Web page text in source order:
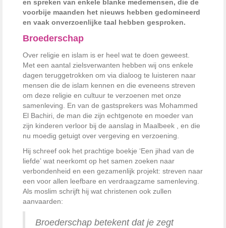
en spreken van enkele blanke medemensen, die de
voorbije maanden het nieuws hebben gedomineerd
en vaak onverzoenlijke taal hebben gesproken.
Broederschap
Over religie en islam is er heel wat te doen geweest.
Met een aantal zielsverwanten hebben wij ons enkele
dagen teruggetrokken om via dialoog te luisteren naar
mensen die de islam kennen en die eveneens streven
om deze religie en cultuur te verzoenen met onze
samenleving. En van de gastsprekers was Mohammed
El Bachiri, de man die zijn echtgenote en moeder van
zijn kinderen verloor bij de aanslag in Maalbeek , en die
nu moedig getuigt over vergeving en verzoening.
Hij schreef ook het prachtige boekje ‘Een jihad van de
liefde’ wat neerkomt op het samen zoeken naar
verbondenheid en een gezamenlijk projekt: streven naar
een voor allen leefbare en verdraagzame samenleving.
Als moslim schrijft hij wat christenen ook zullen
aanvaarden:
Broederschap betekent dat je zegt